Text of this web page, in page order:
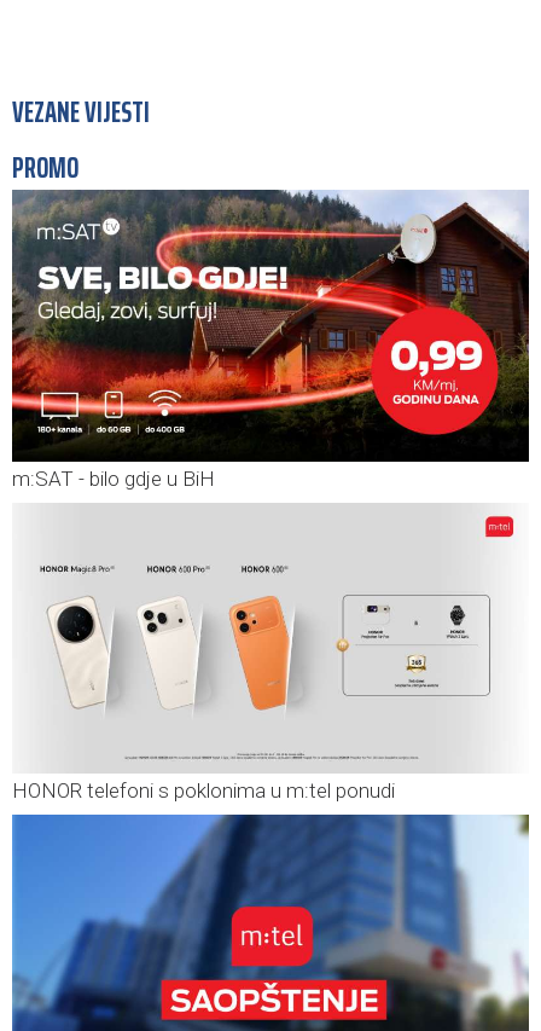
VEZANE VIJESTI
PROMO
m:SAT - bilo gdje u BiH
HONOR telefoni s poklonima u m:tel ponudi